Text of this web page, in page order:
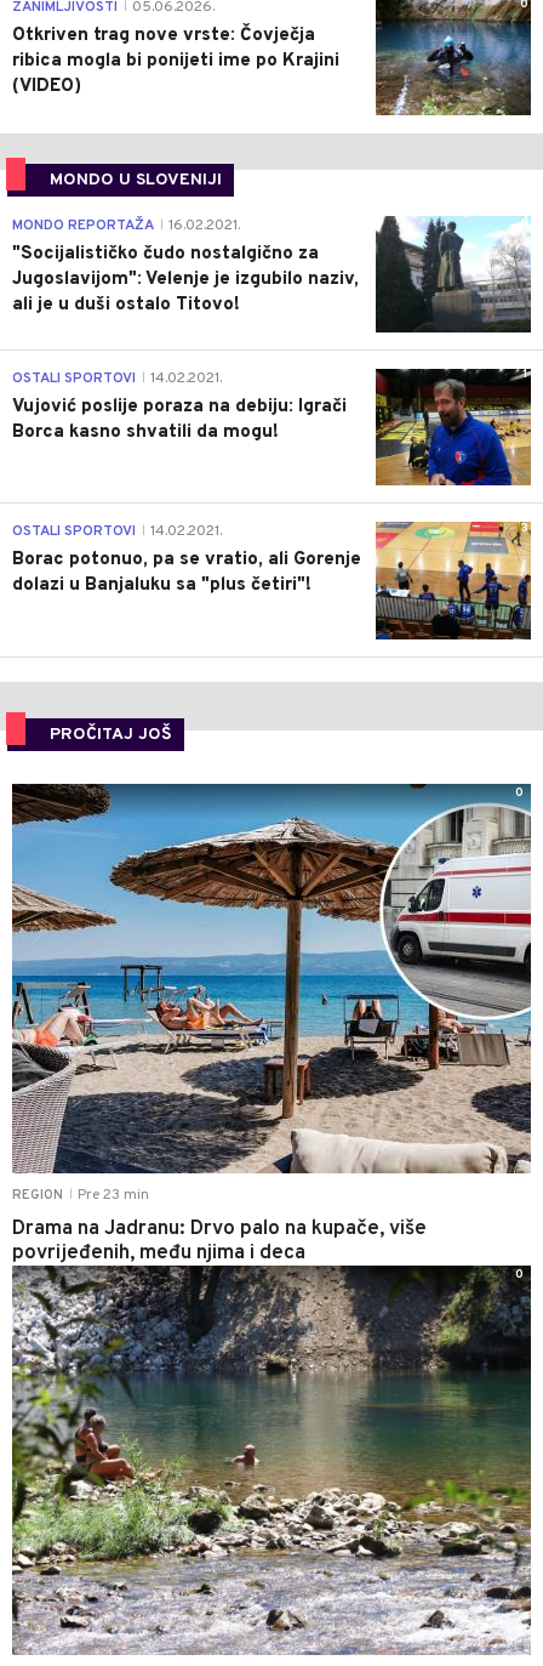
0
ZANIMLJIVOSTI 05.06.2026.
Otkriven trag nove vrste: Čovječja
ribica mogla bi ponijeti ime po Krajini
(VIDEO)
MONDO U SLOVENIJI
4
MONDO REPORTAŽA 16.02.2021.
"Socijalističko čudo nostalgično za
Jugoslavijom": Velenje je izgubilo naziv,
ali je u duši ostalo Titovo!
1
OSTALI SPORTOVI 14.02.2021.
Vujović poslije poraza na debiju: Igrači
Borca kasno shvatili da mogu!
3
OSTALI SPORTOVI 14.02.2021.
Borac potonuo, pa se vratio, ali Gorenje
dolazi u Banjaluku sa "plus četiri"!
PROČITAJ JOŠ
REGION Pre 23 min
Drama na Jadranu: Drvo palo na kupače, više
povrijeđenih, među njima i deca
0
0